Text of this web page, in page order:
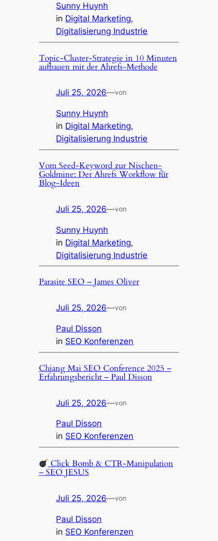
Sunny Huynh
in Digital Marketing
Digitalisierung Industrie
Topic-Cluster-Strategie in 10 Minuten
aufbauen mit der Ahrefs-Methode
Juli 25, 2026—von
Sunny Huynh
in Digital Marketing
Digitalisierung Industrie
Vom Seed-Keyword zur Nischen-
Goldmine: Der Ahrefs Workflow für
Blog-Ideen
Juli 25, 2026—von
Sunny Huynh
in Digital Marketing
Digitalisierung Industrie
Parasite SEO – James Oliver
Juli 25, 2026—von
Paul Disson
in SEO Konferenzen
Chiang Mai SEO Conference 2025 –
Erfahrungsbericht – Paul Disson
Juli 25, 2026—von
Paul Disson
in SEO Konferenzen
Click Bomb & CTR-Manipulation
– SEO JESUS
Juli 25, 2026—von
Paul Disson
in SEO Konferenzen